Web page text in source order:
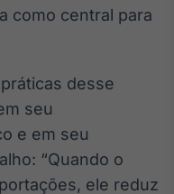
como central para
desse
seu
e em seu
“Quando o
ele reduz